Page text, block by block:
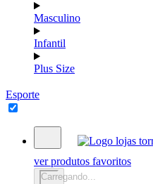
Masculino
Infantil
Plus Size
Esporte
ver produtos favoritos
Carregando...